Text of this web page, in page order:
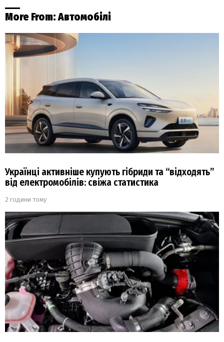
More From:Автомобілі
Українці активніше купують гібриди та “відходять”
від електромобілів: свіжа статистика
2 години тому